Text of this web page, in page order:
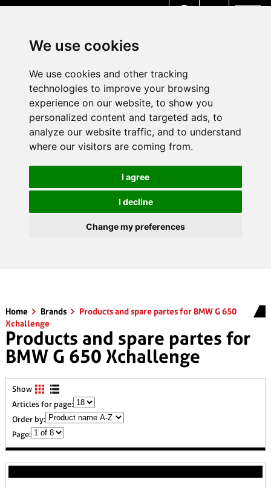
We use cookies
We use cookies and other tracking
technologies to improve your browsing
experience on our website, to show you
personalized content and targeted ads, to
analyze our website traffic, and to understand
where our visitors are coming from.
I agree
I decline
Change my preferences
Home Brands
Products and spare partes for BMW G 650
Xchallenge
Products and spare partes for
BMW G 650 Xchallenge
Show
Articles for page:
Order by:
Page: